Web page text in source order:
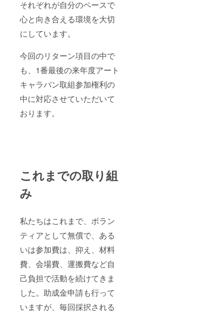
それぞれが自分のペースで
心と向き合える環境を大切
にしています。
今回のリターン項目の中で
も、1番最後の来年度アート
キャラバン取組参加権利の
中に対応させていただいて
おります。
これまでの取り組
み
私たちはこれまで、ボラン
ティアとして無償で、ある
いは参加費は、抑え、材料
費、会場費、運搬費など自
己負担で活動を続けてきま
した。助成金申請も行って
いますが、毎回採択される